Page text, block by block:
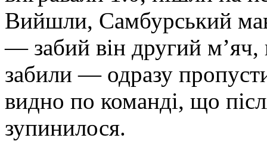
Вийшли, Самбурський
— забий він другий
забили — одразу
видно по команді, що
зупинилося.